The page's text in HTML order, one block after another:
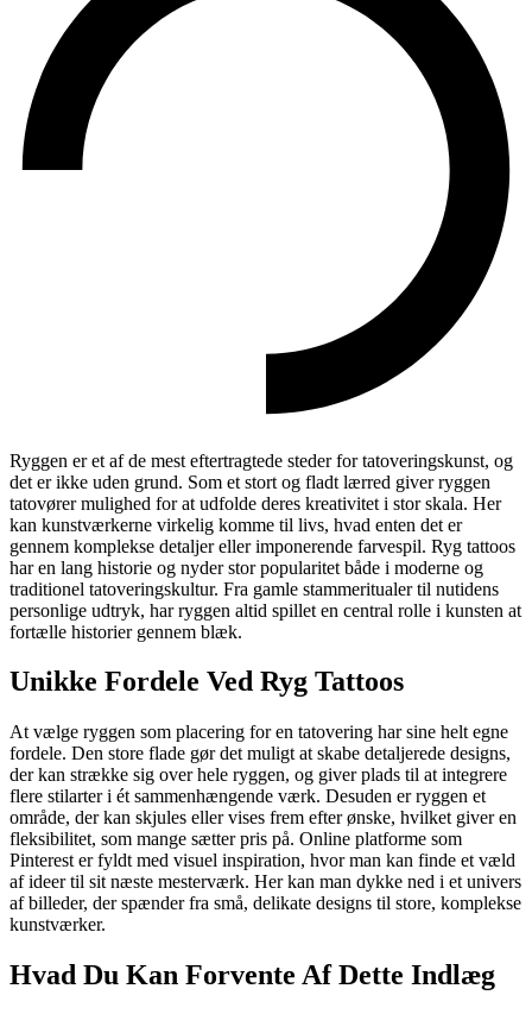
Ryggen er et af de mest eftertragtede steder for tatoveringskunst, og
det er ikke uden grund. Som et stort og fladt lærred giver ryggen
tatovører mulighed for at udfolde deres kreativitet i stor skala. Her
kan kunstværkerne virkelig komme til livs, hvad enten det er
gennem komplekse detaljer eller imponerende farvespil. Ryg tattoos
har en lang historie og nyder stor popularitet både i moderne og
traditionel tatoveringskultur. Fra gamle stammeritualer til nutidens
personlige udtryk, har ryggen altid spillet en central rolle i kunsten at
fortælle historier gennem blæk.
Unikke Fordele Ved Ryg Tattoos
At vælge ryggen som placering for en tatovering har sine helt egne
fordele. Den store flade gør det muligt at skabe detaljerede designs,
der kan strække sig over hele ryggen, og giver plads til at integrere
flere stilarter i ét sammenhængende værk. Desuden er ryggen et
område, der kan skjules eller vises frem efter ønske, hvilket giver en
fleksibilitet, som mange sætter pris på. Online platforme som
Pinterest er fyldt med visuel inspiration, hvor man kan finde et væld
af ideer til sit næste mesterværk. Her kan man dykke ned i et univers
af billeder, der spænder fra små, delikate designs til store, komplekse
kunstværker.
Hvad Du Kan Forvente Af Dette Indlæg